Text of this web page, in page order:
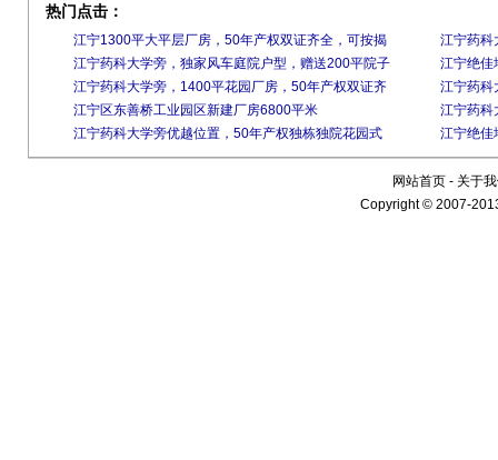
热门点击：
江宁1300平大平层厂房，50年产权双证齐全，可按揭
江宁药科
江宁药科大学旁，独家风车庭院户型，赠送200平院子
江宁绝佳
江宁药科大学旁，1400平花园厂房，50年产权双证齐
江宁药科
江宁区东善桥工业园区新建厂房6800平米
江宁药科
江宁药科大学旁优越位置，50年产权独栋独院花园式
江宁绝佳
网站首页 - 关于
Copyright © 2007-